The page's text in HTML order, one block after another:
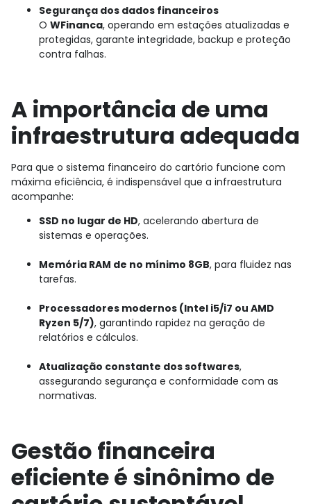
Segurança dos dados financeiros
O WFinanca, operando em estações atualizadas e
protegidas, garante integridade, backup e proteção
contra falhas.
A importância de uma
infraestrutura adequada
Para que o sistema financeiro do cartório funcione com
máxima eficiência, é indispensável que a infraestrutura
acompanhe:
SSD no lugar de HD, acelerando abertura de
sistemas e operações.
Memória RAM de no mínimo 8GB, para fluidez nas
tarefas.
Processadores modernos (Intel i5/i7 ou AMD
Ryzen 5/7), garantindo rapidez na geração de
relatórios e cálculos.
Atualização constante dos softwares,
assegurando segurança e conformidade com as
normativas.
Gestão financeira
eficiente é sinônimo de